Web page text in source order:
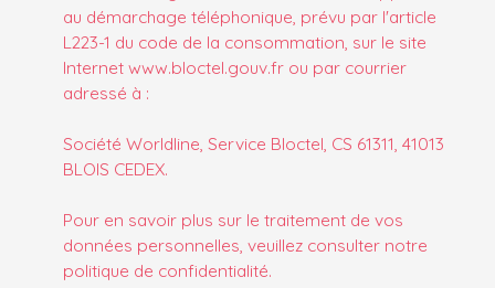
au démarchage téléphonique, prévu par l'article
L223-1 du code de la consommation, sur le site
Internet www.bloctel.gouv.fr ou par courrier
adressé à :
Société Worldline, Service Bloctel, CS 61311, 41013
BLOIS CEDEX.
Pour en savoir plus sur le traitement de vos
données personnelles, veuillez consulter notre
politique de confidentialité.